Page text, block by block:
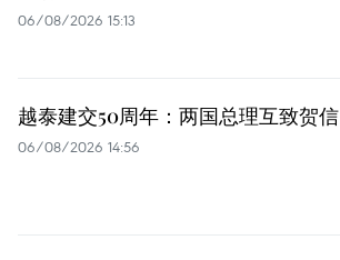
06/08/2026 15:13
越泰建交50周年：两国总理互致贺信
06/08/2026 14:56